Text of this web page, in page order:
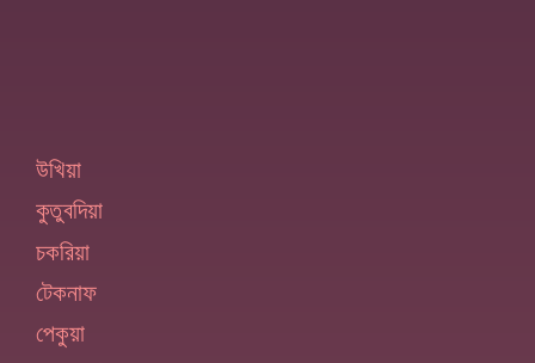
উখিয়া
কুতুবদিয়া
চকরিয়া
টেকনাফ
পেকুয়া